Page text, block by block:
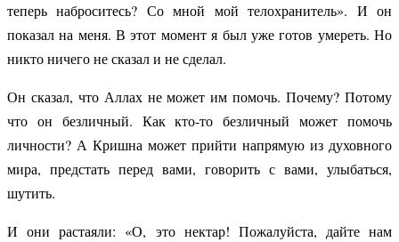
теперь наброситесь? Со мной мой телохранитель». И он
показал на меня. В этот момент я был уже готов умереть. Но
никто ничего не сказал и не сделал.
Он сказал, что Аллах не может им помочь. Почему? Потому
что он безличный. Как кто-то безличный может помочь
личности? А Кришна может прийти напрямую из духовного
мира, предстать перед вами, говорить с вами, улыбаться,
шутить.
И они растаяли: «О, это нектар! Пожалуйста, дайте нам